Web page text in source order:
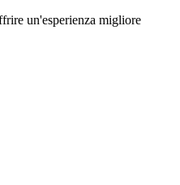
un'esperienza migliore